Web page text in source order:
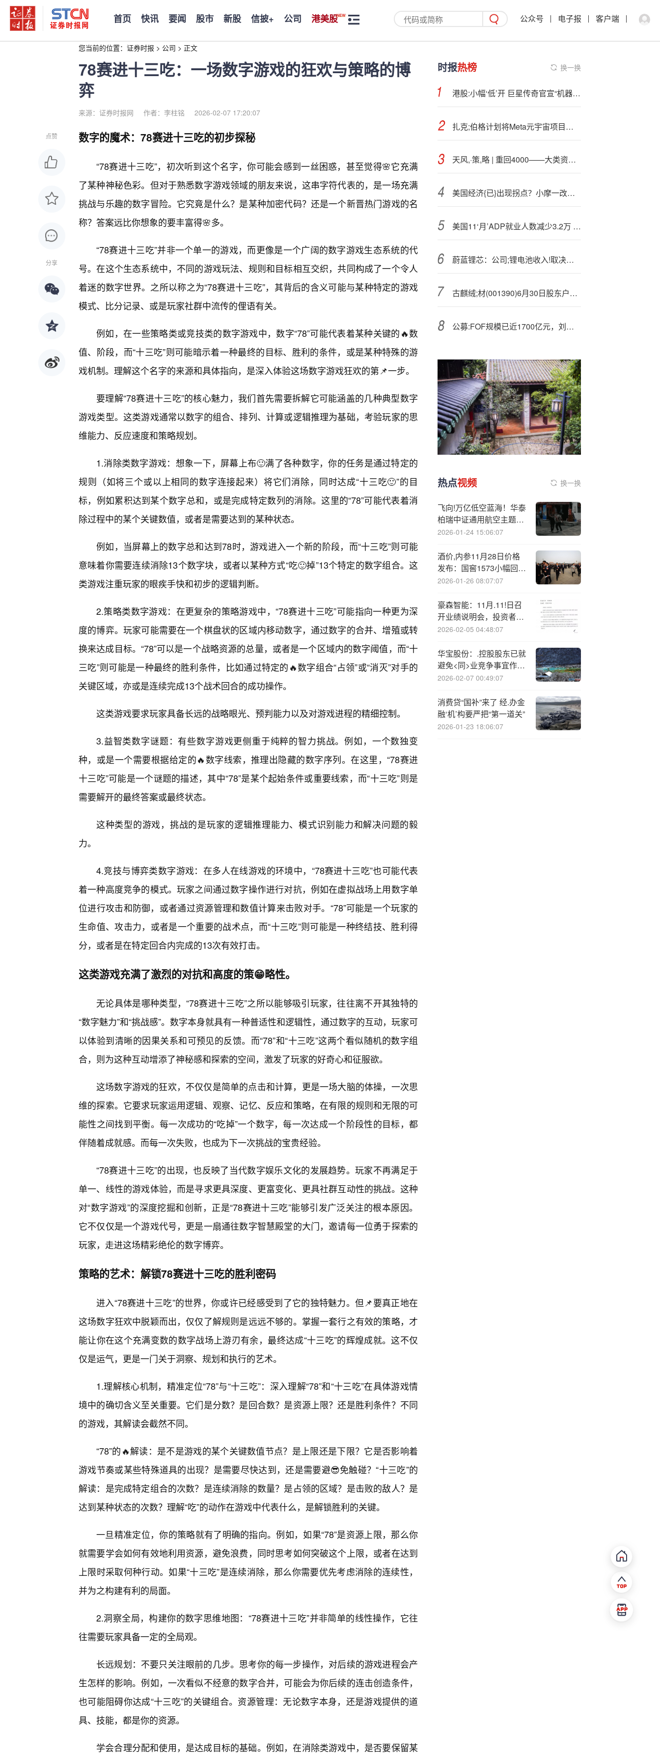
首页 快讯 要闻 股市 新股 信披+ 公司 港美股 公众号 电子报 客户端
您当前的位置： 证券时报 > 公司 > 正文
78赛进十三吃：一场数字游戏的狂欢与策略的博
弈
来源：证券时报网 作者：李柱铭 2026-02-07 17:20:07
点赞
分享
数字的魔术：78赛进十三吃的初步探秘
“78赛进十三吃”，初次听到这个名字，你可能会感到一丝困惑，甚至觉得🌸它充满
了某种神秘色彩。但对于熟悉数字游戏领域的朋友来说，这串字符代表的，是一场充满
挑战与乐趣的数字冒险。它究竟是什么？是某种加密代码？还是一个新晋热门游戏的名
称？答案远比你想象的要丰富得🌸多。
“78赛进十三吃”并非一个单一的游戏，而更像是一个广阔的数字游戏生态系统的代
号。在这个生态系统中，不同的游戏玩法、规则和目标相互交织，共同构成了一个令人
着迷的数字世界。之所以称之为“78赛进十三吃”，其背后的含义可能与某种特定的游戏
模式、比分记录、或是玩家社群中流传的俚语有关。
例如，在一些策略类或竞技类的数字游戏中，数字“78”可能代表着某种关键的🔥数
值、阶段，而“十三吃”则可能暗示着一种最终的目标、胜利的条件，或是某种特殊的游
戏机制。理解这个名字的来源和具体指向，是深入体验这场数字游戏狂欢的第📌一步。
要理解“78赛进十三吃”的核心魅力，我们首先需要拆解它可能涵盖的几种典型数字
游戏类型。这类游戏通常以数字的组合、排列、计算或逻辑推理为基础，考验玩家的思
维能力、反应速度和策略规划。
1.消除类数字游戏：想象一下，屏幕上布🙂满了各种数字，你的任务是通过特定的
规则（如将三个或以上相同的数字连接起来）将它们消除，同时达成“十三吃🙂”的目
标，例如累积达到某个数字总和，或是完成特定数列的消除。这里的“78”可能代表着消
除过程中的某个关键数值，或者是需要达到的某种状态。
例如，当屏幕上的数字总和达到78时，游戏进入一个新的阶段，而“十三吃”则可能
意味着你需要连续消除13个数字块，或者以某种方式“吃🙂掉”13个特定的数字组合。这
类游戏注重玩家的眼疾手快和初步的逻辑判断。
2.策略类数字游戏：在更复杂的策略游戏中，“78赛进十三吃”可能指向一种更为深
度的博弈。玩家可能需要在一个棋盘状的区域内移动数字，通过数字的合并、增殖或转
换来达成目标。“78”可以是一个战略资源的总量，或者是一个区域内的数字阈值，而“十
三吃”则可能是一种最终的胜利条件，比如通过特定的🔥数字组合“占领”或“消灭”对手的
关键区域，亦或是连续完成13个战术回合的成功操作。
这类游戏要求玩家具备长远的战略眼光、预判能力以及对游戏进程的精细控制。
3.益智类数字谜题：有些数字游戏更侧重于纯粹的智力挑战。例如，一个数独变
种，或是一个需要根据给定的🔥数字线索，推理出隐藏的数字序列。在这里，“78赛进
十三吃”可能是一个谜题的描述，其中“78”是某个起始条件或重要线索，而“十三吃”则是
需要解开的最终答案或最终状态。
这种类型的游戏，挑战的是玩家的逻辑推理能力、模式识别能力和解决问题的毅
力。
4.竞技与博弈类数字游戏：在多人在线游戏的环境中，“78赛进十三吃”也可能代表
着一种高度竞争的模式。玩家之间通过数字操作进行对抗，例如在虚拟战场上用数字单
位进行攻击和防御，或者通过资源管理和数值计算来击败对手。“78”可能是一个玩家的
生命值、攻击力，或者是一个重要的战术点，而“十三吃”则可能是一种终结技、胜利得
分，或者是在特定回合内完成的13次有效打击。
这类游戏充满了激烈的对抗和高度的策😁略性。
无论具体是哪种类型，“78赛进十三吃”之所以能够吸引玩家，往往离不开其独特的
“数字魅力”和“挑战感”。数字本身就具有一种普适性和逻辑性，通过数字的互动，玩家可
以体验到清晰的因果关系和可预见的反馈。而“78”和“十三吃”这两个看似随机的数字组
合，则为这种互动增添了神秘感和探索的空间，激发了玩家的好奇心和征服欲。
这场数字游戏的狂欢，不仅仅是简单的点击和计算，更是一场大脑的体操，一次思
维的探索。它要求玩家运用逻辑、观察、记忆、反应和策略，在有限的规则和无限的可
能性之间找到平衡。每一次成功的“吃掉”一个数字，每一次达成一个阶段性的目标，都
伴随着成就感。而每一次失败，也成为下一次挑战的宝贵经验。
“78赛进十三吃”的出现，也反映了当代数字娱乐文化的发展趋势。玩家不再满足于
单一、线性的游戏体验，而是寻求更具深度、更富变化、更具社群互动性的挑战。这种
对“数字游戏”的深度挖掘和创新，正是“78赛进十三吃”能够引发广泛关注的根本原因。
它不仅仅是一个游戏代号，更是一扇通往数字智慧殿堂的大门，邀请每一位勇于探索的
玩家，走进这场精彩绝伦的数字博弈。
策略的艺术：解锁78赛进十三吃的胜利密码
进入“78赛进十三吃”的世界，你或许已经感受到了它的独特魅力。但📌要真正地在
这场数字狂欢中脱颖而出，仅仅了解规则是远远不够的。掌握一套行之有效的策略，才
能让你在这个充满变数的数字战场上游刃有余，最终达成“十三吃”的辉煌成就。这不仅
仅是运气，更是一门关于洞察、规划和执行的艺术。
1.理解核心机制，精准定位“78”与“十三吃”：深入理解“78”和“十三吃”在具体游戏情
境中的确切含义至关重要。它们是分数？是回合数？是资源上限？还是胜利条件？不同
的游戏，其解读会截然不同。
“78”的🔥解读：是不是游戏的某个关键数值节点？是上限还是下限？它是否影响着
游戏节奏或某些特殊道具的出现？是需要尽快达到，还是需要避😎免触碰？“十三吃”的
解读：是完成特定组合的次数？是连续消除的数量？是占领的区域？是击败的敌人？是
达到某种状态的次数？理解“吃”的动作在游戏中代表什么，是解锁胜利的关键。
一旦精准定位，你的策略就有了明确的指向。例如，如果“78”是资源上限，那么你
就需要学会如何有效地利用资源，避免浪费，同时思考如何突破这个上限，或者在达到
上限时采取何种行动。如果“十三吃”是连续消除，那么你需要优先考虑消除的连续性，
并为之构建有利的局面。
2.洞察全局，构建你的数字思维地图：“78赛进十三吃”并非简单的线性操作，它往
往需要玩家具备一定的全局观。
长远规划：不要只关注眼前的几步。思考你的每一步操作，对后续的游戏进程会产
生怎样的影响。例如，一次看似不经意的数字合并，可能会为你后续的连击创造条件，
也可能阻碍你达成“十三吃”的关键组合。资源管理：无论数字本身，还是游戏提供的道
具、技能，都是你的资源。
学会合理分配和使用，是达成目标的基础。例如，在消除类游戏中，是否要保留某
时报热榜 换一换
港股:小幅‘低’开 巨星传奇官宣“机器狗”首单
扎克;伯格计划将Meta元宇宙项目预算削减至多30%
天风,·策,略 | 重回4000——大类资产复盘笔记
美国经济{已}出现拐点？小摩一改此前观点：美联储年内将降息三次
美国11‘月’ADP就业人数减少3.2万 加剧劳动力市场走弱担忧
蔚蓝锂芯：公司;锂电池收入!取决于实际订单情况
古麒绒;材(001390)6月30日股东户数3.05万户，较上期减少64.04%
公募:FOF规模已近1700亿元，刘格菘卸任广发多元新兴股票基金经理
热点视频 换一换
飞向!万亿低空蓝海！华泰
柏瑞中证通用航空主题
ETF顺风启售
2026-01-24 15:06:07
酒价,内参11月28日价格
发布：国窖1573小幅回升
3元/瓶
2026-01-26 08:07:07
豪森智能：11月.11!日召
开业绩说明会，投资者参
与
2026-02-05 04:48:07
华宝股份：.控股股东已就
避免<同>业竞争事宜作出
公开承诺
2026-02-07 00:49:07
消费贷“国补”来了 经.办金
融‘机’构要严把“第一道关”
2026-01-23 18:06:07